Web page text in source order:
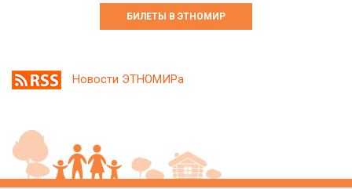
БИЛЕТЫ В ЭТНОМИР
Новости ЭТНОМИРа